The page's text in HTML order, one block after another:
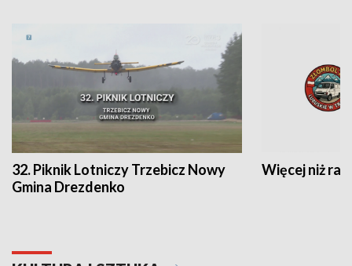
32. Piknik Lotniczy Trzebicz Nowy
Gmina Drezdenko
Więcej niż rajd